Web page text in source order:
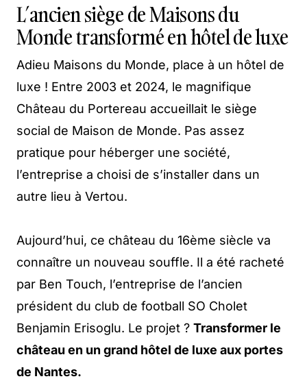
L’ancien siège de Maisons du
Monde transformé en hôtel de luxe
Adieu Maisons du Monde, place à un hôtel de
luxe ! Entre 2003 et 2024, le magnifique
Château du Portereau accueillait le siège
social de Maison de Monde. Pas assez
pratique pour héberger une société,
l’entreprise a choisi de s’installer dans un
autre lieu à Vertou.
Aujourd’hui, ce château du 16ème siècle va
connaître un nouveau souffle. Il a été racheté
par Ben Touch, l’entreprise de l’ancien
président du club de football SO Cholet
Benjamin Erisoglu. Le projet ? Transformer le
château en un grand hôtel de luxe aux portes
de Nantes.